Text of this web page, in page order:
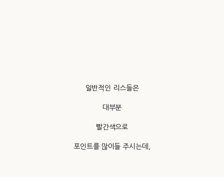
일반적인 리스들은
대부분
빨간색으로
포인트를 많이들 주시는데,